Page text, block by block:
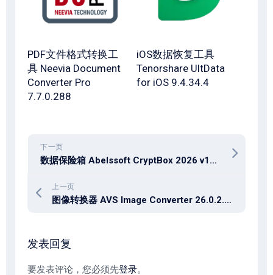
PDF文件格式转换工
具 Neevia Document
Converter Pro
7.7.0.288
iOS数据恢复工具
Tenorshare UltData
for iOS 9.4.34.4
下一页
数据保险箱 Abelssoft CryptBox 2026 v14.01.62395
上一页
图像转换器 AVS Image Converter 26.0.2.17
发表回复
要发表评论，您必须先登录。